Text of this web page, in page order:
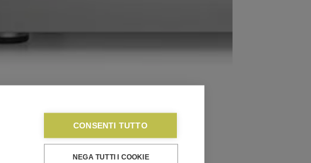
CONSENTI TUTTO
NEGA TUTTI I COOKIE